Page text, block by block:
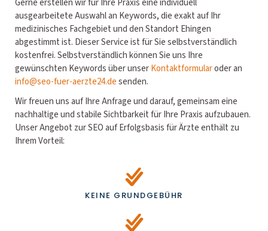
ausgearbeitete Auswahl an Keywords, die exakt auf Ihr
medizinisches Fachgebiet und den Standort Ehingen
abgestimmt ist. Dieser Service ist für Sie selbstverständlich
kostenfrei. Selbstverständlich können Sie uns Ihre
gewünschten Keywords über unserKontaktformularoder an
info@seo-fuer-aerzte24.desenden.
Wir freuen uns auf Ihre Anfrage und darauf, gemeinsam eine
nachhaltige und stabile Sichtbarkeit für Ihre Praxis aufzubauen.
Unser Angebot zur SEO auf Erfolgsbasis für Ärzte enthält zu
Ihrem Vorteil:
KEINE GRUNDGEBÜHR